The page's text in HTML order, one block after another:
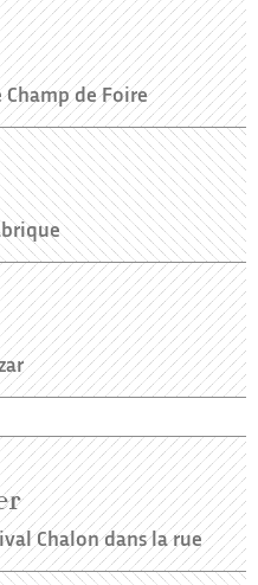
Champ de Foire
Chalon dans la rue